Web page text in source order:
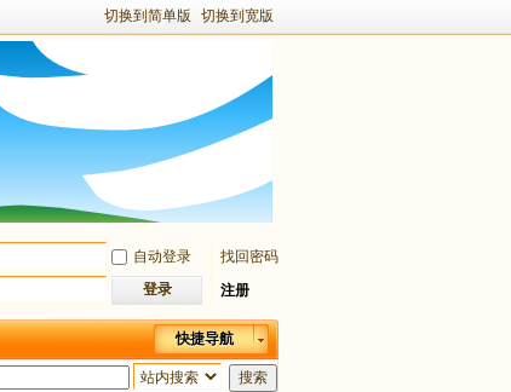
切换到简单版 切换到宽版
自动登录
找回密码
登录 注册
快捷导航
搜索